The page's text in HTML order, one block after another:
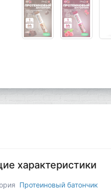
характеристики
Протеиновый батончик